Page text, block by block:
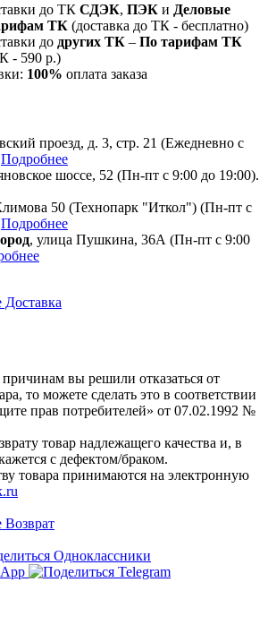
до ТК СДЭК, ПЭК и Деловые
ТК (доставка до ТК - бесплатно)
до других ТК – По тарифам ТК
- 590 р.)
100% оплата заказа
проезд, д. 3, стр. 21 (Ежедневно с
Подробнее
шоссе, 52 (Пн-пт с 9:00 до 19:00).
50 (​Технопарк "Иткол") (Пн-пт с
Подробнее
, улица Пушкина, 36А (Пн-пт с 9:00
Доставка
вы решили отказаться от
то можете сделать это в соответствии
прав потребителей» от 07.02.1992 №
товар надлежащего качества и, в
с дефектом/браком.
товара принимаются на электронную
Возврат